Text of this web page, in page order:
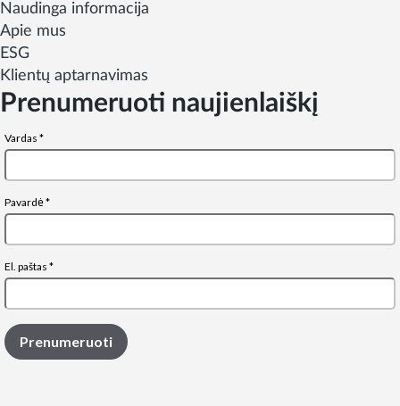
Naudinga informacija
Apie mus
ESG
Klientų aptarnavimas
Prenumeruoti naujienlaiškį